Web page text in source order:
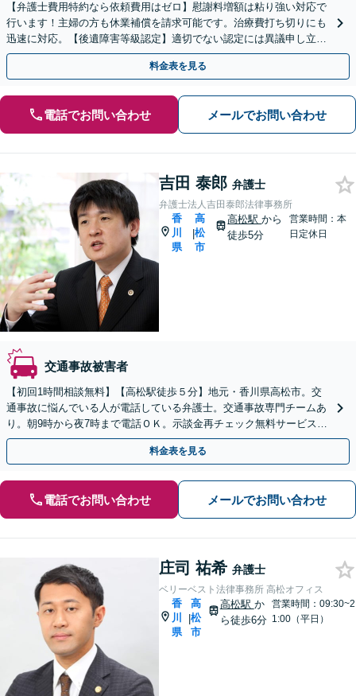
【弁護士費用特約なら依頼費用はゼロ】慰謝料増額は粘り強い対応で
行います！主婦の方も休業補償を請求可能です。治療費打ち切りにも
迅速に対応。【後遺障害等級認定】適切でない認定には異議申し立て
を！【瓦町駅徒歩2分】
料金表を見る
電話でお問い合わせ メールでお問い合わせ
吉田 泰郎 弁護士
弁護士法人吉田泰郎法律事務所
香
川
県
|
高
松
市
高松駅から
徒歩5分
営業時間：本
日定休日
交通事故被害者
【初回1時間相談無料】【高松駅徒歩５分】地元・香川県高松市。交
通事故に悩んでいる人が電話している弁護士。交通事故専門チームあ
り。朝9時から夜7時まで電話ＯＫ。示談金再チェック無料サービスあ
り。後遺障害の認定手続き対応。話しやすい弁護士。
料金表を見る
電話でお問い合わせ メールでお問い合わせ
庄司 祐希 弁護士
ベリーベスト法律事務所 高松オフィス
香
川
県
|
高
松
市
高松駅 か
ら徒歩6分
営業時間：09:30~2
1:00（平日）